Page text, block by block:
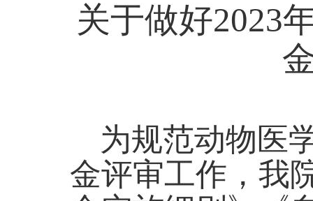
关于做好2023
为规范动物医
金评审工作， 我